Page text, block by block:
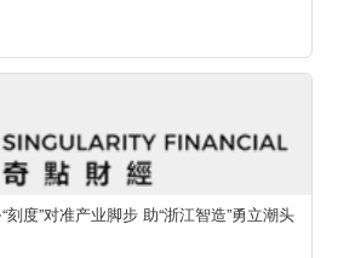
刻度”对准产业脚步 助“浙江智造”勇立潮头